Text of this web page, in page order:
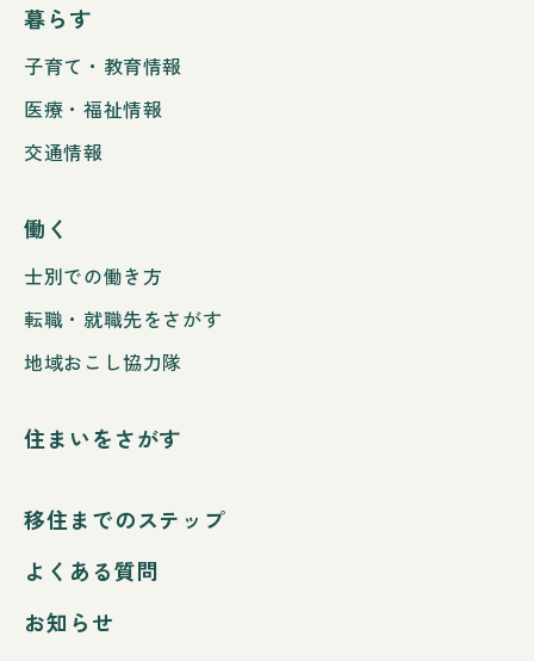
暮らす
子育て・教育情報
医療・福祉情報
交通情報
働く
士別での働き方
転職・就職先をさがす
地域おこし協力隊
住まいをさがす
移住までのステップ
よくある質問
お知らせ